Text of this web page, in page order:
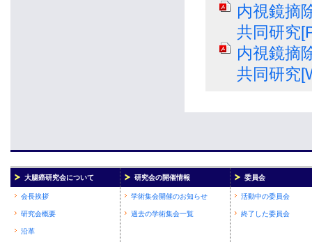
内視鏡摘
共同研究
内視鏡摘
共同研究
大腸癌研究会について 研究会の開催情報 委員会
会長挨拶
研究会概要
沿革
学術集会開催のお知らせ
過去の学術集会一覧
活動中の委員会
終了した委員会